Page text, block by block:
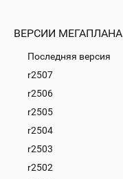
ВЕРСИИ МЕГАПЛАНА
Последняя версия
r2507
r2506
r2505
r2504
r2503
r2502